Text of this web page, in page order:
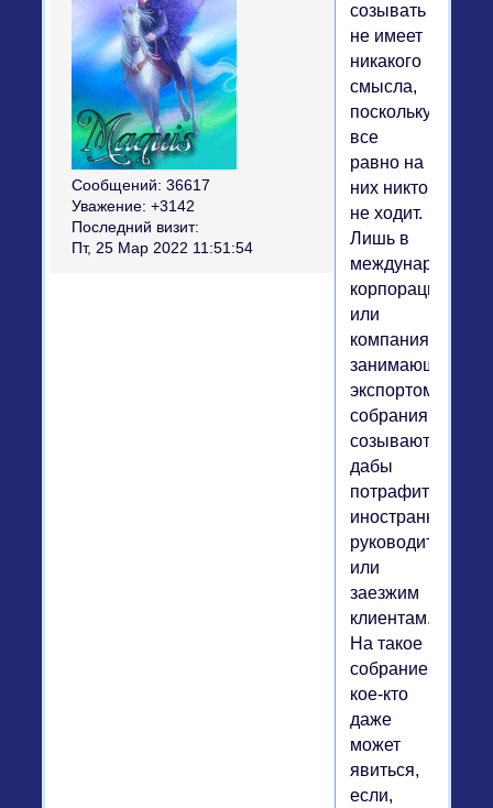
Сообщений: 36617
Уважение: +3142
Последний визит:
Пт, 25 Мар 2022 11:51:54
созывать
не имеет
никакого
смысла,
поскольку
все
равно на
них никто
не ходит.
Лишь в
международных
корпорациях
или
компаниях,
занимающихся
экспортом,
собрания
созываются,
дабы
потрафить
иностранным
руководителям
или
заезжим
клиентам.
На такое
собрание
кое-кто
даже
может
явиться,
если,